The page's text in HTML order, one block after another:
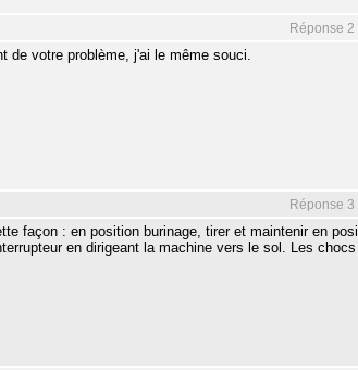
Réponse
de votre problème, j'ai le même souci.
Réponse
façon : en position burinage, tirer et maintenir en
en dirigeant la machine vers le sol. Les